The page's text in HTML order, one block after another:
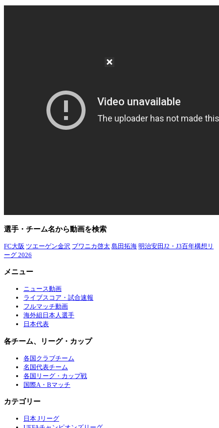
選手・チーム名から動画を検索
FC大阪 ツエーゲン金沢 ブワニカ啓太 島田拓海 明治安田J2・J3百年構想リ
ーグ 2026
メニュー
ニュース動画
ライブスコア・試合速報
フルマッチ動画
海外組日本人選手
日本代表
各チーム、リーグ・カップ
各国クラブチーム
名国代表チーム
各国リーグ・カップ戦
国際A・Bマッチ
カテゴリー
日本 Jリーグ